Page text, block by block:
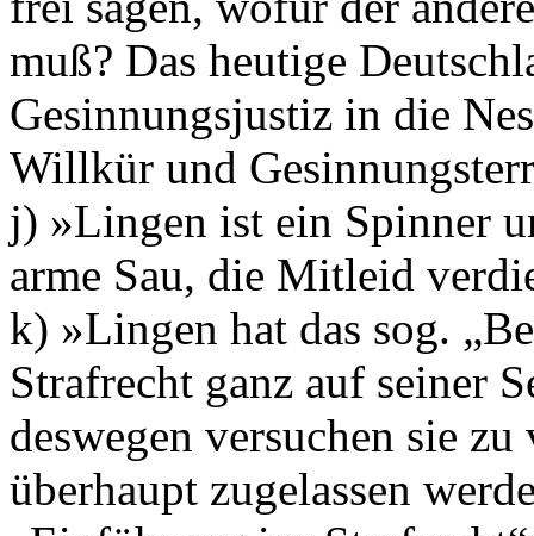
muß? Das heutige
Gesinnungsjustiz in die
Willkür und
j) »Lingen ist ein Spinner
arme Sau, die Mitleid
k) »Lingen hat das sog.
Strafrecht ganz auf seiner
deswegen versuchen sie
überhaupt zugelassen